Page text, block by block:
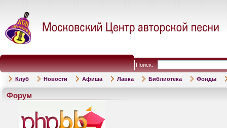
Поиск:
Клуб Новости Афиша Лавка Библиотека Фонды
Форум